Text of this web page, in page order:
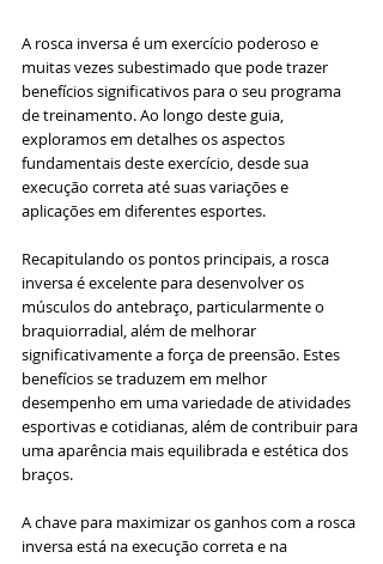
A rosca inversa é um exercício poderoso e
muitas vezes subestimado que pode trazer
benefícios significativos para o seu programa
de treinamento. Ao longo deste guia,
exploramos em detalhes os aspectos
fundamentais deste exercício, desde sua
execução correta até suas variações e
aplicações em diferentes esportes.
Recapitulando os pontos principais, a rosca
inversa é excelente para desenvolver os
músculos do antebraço, particularmente o
braquiorradial, além de melhorar
significativamente a força de preensão. Estes
benefícios se traduzem em melhor
desempenho em uma variedade de atividades
esportivas e cotidianas, além de contribuir para
uma aparência mais equilibrada e estética dos
braços.
A chave para maximizar os ganhos com a rosca
inversa está na execução correta e na